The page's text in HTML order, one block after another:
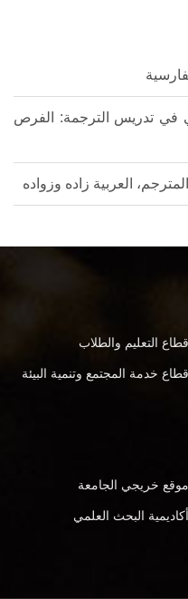
في تدريس الترجمة: الفرص
العربية زاده وزواده
قطاع التعليم والطلاب
قطاع خدمة المجتمع وتنمية البيئة
موقع خريجي الجامعة
أكاديمية البحث العلمي